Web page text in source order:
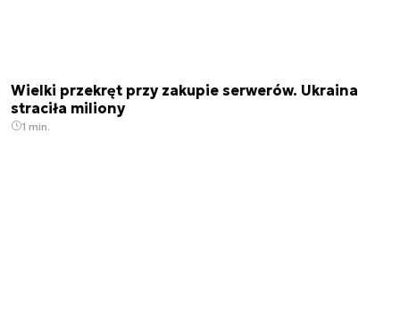
Wielki przekręt przy zakupie serwerów. Ukraina
straciła miliony
1 min.